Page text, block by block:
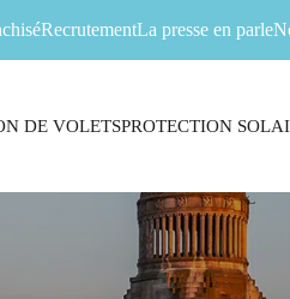
RecrutementLa presse en parle
DE VOLETSPROTECTION